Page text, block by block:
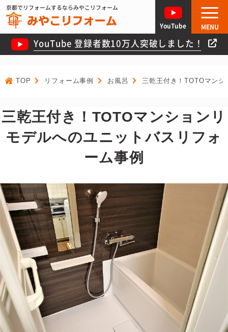
京都でリフォームするならみやこリフォーム
YouTube 登録者数10万人突破しました！
YouTube MENU
TOP リフォーム事例 お風呂 三乾王付き！TOTOマン
三乾王付き！TOTOマンションリ
モデルへのユニットバスリフォ
ーム事例